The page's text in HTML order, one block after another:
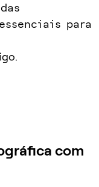
para
com